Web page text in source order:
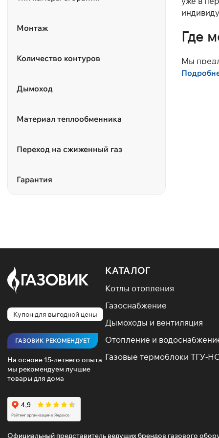
Монтаж
Количество контуров
Дымоход
Материал теплообменника
Переход на сжиженный газ
Гарантия
Где
Мы
Navien,
Купон для выгодной цены
ГАЗОВИК РЕКОМЕНДУЕТ
На основе 15-летнего опыта
мы рекомендуем лучшие
товары для дома
КАТАЛОГ
Котлы отопления
Газоснабжение
Дымоходы и вентиляция
Отопление и
Газовые термоблоки ТГУ-
Официальный представитель ведущих брендов газового